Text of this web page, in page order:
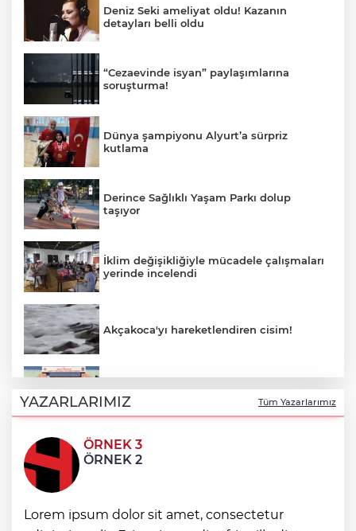
Deniz Seki ameliyat oldu! Kazanın
detayları belli oldu
“Cezaevinde isyan” paylaşımlarına
soruşturma!
Dünya şampiyonu Alyurt’a sürpriz
kutlama
Derince Sağlıklı Yaşam Parkı dolup
taşıyor
İklim değişikliğiyle mücadele çalışmaları
yerinde incelendi
Akçakoca'yı hareketlendiren cisim!
olaya müdahale... 17 aranan kişi yakalandı
TV ve radyo yayınlarında uydu
değişikliği... Anten ayarı gerekmeyecek!
Çocuklarda ekran süresi arttıkça hareket
azalıyor
YAZARLARIMIZ Tüm Yazarlarımız
ÖRNEK 3
ÖRNEK 2
Lorem ipsum dolor sit amet, consectetur